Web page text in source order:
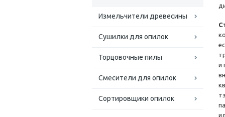
Измельчители древесины
Сушилки для опилок
Торцовочные пилы
Смесители для опилок
Сортировщики опилок
и